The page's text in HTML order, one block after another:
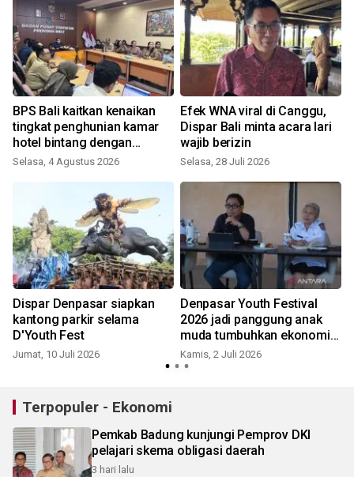
BPS Bali kaitkan kenaikan
tingkat penghunian kamar
hotel bintang dengan
kualitas wisman
Selasa, 4 Agustus 2026
Efek WNA viral di Canggu,
Dispar Bali minta acara lari
wajib berizin
Selasa, 28 Juli 2026
Dispar Denpasar siapkan
kantong parkir selama
D'Youth Fest
Jumat, 10 Juli 2026
Denpasar Youth Festival
2026 jadi panggung anak
muda tumbuhkan ekonomi
kreatif
Kamis, 2 Juli 2026
Terpopuler - Ekonomi
Pemkab Badung kunjungi Pemprov DKI
pelajari skema obligasi daerah
3 hari lalu